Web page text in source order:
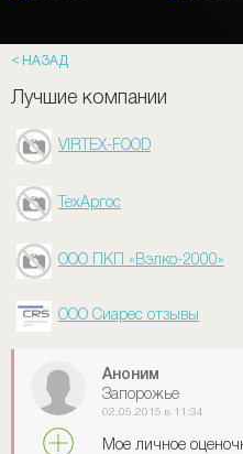
НАЗАД
Лучшие компании
VIRTEX-FOOD
ТехАргос
ООО ПКП «Вэлко-2000»
ООО Сиарес отзывы
Аноним
Запорожье
02.05.2015 в 11:34
Мое личное